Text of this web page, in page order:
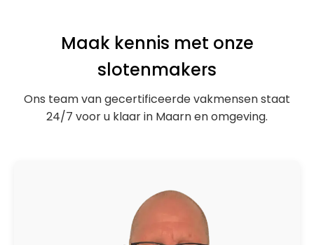
Maak kennis met onze
slotenmakers
Ons team van gecertificeerde vakmensen staat
24/7 voor u klaar in Maarn en omgeving.